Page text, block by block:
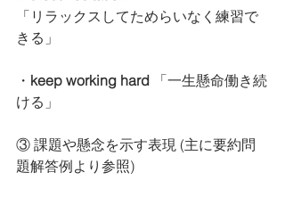
「リラックスしてためらいなく練習で
きる」
・ keep working hard
「一生懸命働き続
ける」
③ 課題や懸念を示す表現 (主に要約問
題解答例より参照)